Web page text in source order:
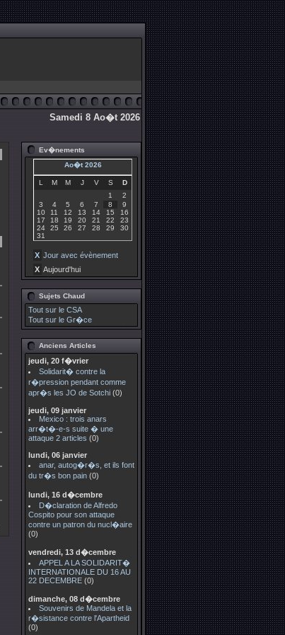
Samedi 8 Ao�t 2026
Ev�nements
Ao�t 2026
L M M J V S
D
1
2
3
4 5 6 7 8
9
10
11 12 13 14 15
16
17
18 19 20 21 22
23
24
25 26 27 28 29
30
31
X Jour avec évènement
X Aujourd'hui
Sujets Chaud
Tout sur le CSA
Tout sur le Gr�ce
Anciens Articles
jeudi, 20 f�vrier
Solidarit� contre la
r�pression pendant comme
apr�s les JO de Sotchi (0)
jeudi, 09 janvier
Mexico : trois anars
arr�t�-e-s suite � une
attaque 2 articles (0)
lundi, 06 janvier
anar, autog�r�s, et ils font
du tr�s bon pain (0)
lundi, 16 d�cembre
D�claration de Alfredo
Cospito pour son attaque
contre un patron du nucl�aire
(0)
vendredi, 13 d�cembre
APPEL A LA SOLIDARIT�
INTERNATIONALE DU 16 AU
22 DECEMBRE (0)
dimanche, 08 d�cembre
Souvenirs de Mandela et la
r�sistance contre l'Apartheid
(0)